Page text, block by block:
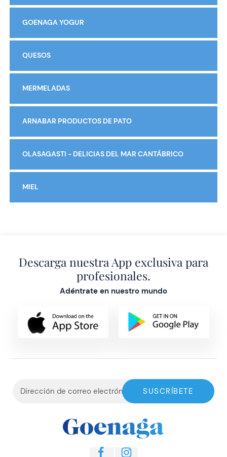
GOENAGA YOGUR
QUESOS
MERMELADAS
ARNABAR PRODUCTOS DE PATO
OLASAGASTI - DELICIAS DEL MAR CANTÁBRICO
MIEL
Descarga nuestra App exclusiva para
profesionales.
Adéntrate en nuestro mundo